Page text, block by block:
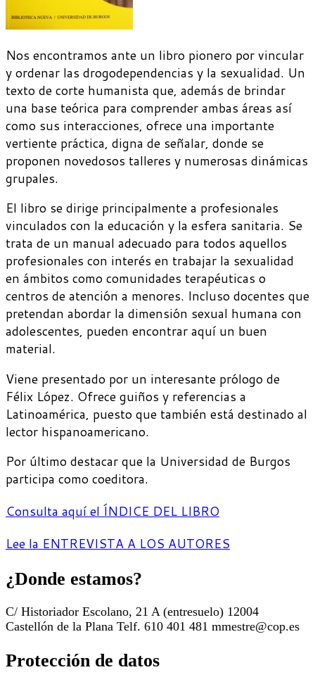
Nos encontramos ante un libro pionero por vincular
y ordenar las drogodependencias y la sexualidad. Un
texto de corte humanista que, además de brindar
una base teórica para comprender ambas áreas así
como sus interacciones, ofrece una importante
vertiente práctica, digna de señalar, donde se
proponen novedosos talleres y numerosas dinámicas
grupales.
El libro se dirige principalmente a profesionales
vinculados con la educación y la esfera sanitaria. Se
trata de un manual adecuado para todos aquellos
profesionales con interés en trabajar la sexualidad
en ámbitos como comunidades terapéuticas o
centros de atención a menores. Incluso docentes que
pretendan abordar la dimensión sexual humana con
adolescentes, pueden encontrar aquí un buen
material.
Viene presentado por un interesante prólogo de
Félix López. Ofrece guiños y referencias a
Latinoamérica, puesto que también está destinado al
lector hispanoamericano.
Por último destacar que la Universidad de Burgos
participa como coeditora.
Consulta aquí el ÍNDICE DEL LIBRO
Lee la ENTREVISTA A LOS AUTORES
¿Donde estamos?
C/ Historiador Escolano, 21 A (entresuelo) 12004
Castellón de la Plana Telf. 610 401 481 mmestre@cop.es
Protección de datos